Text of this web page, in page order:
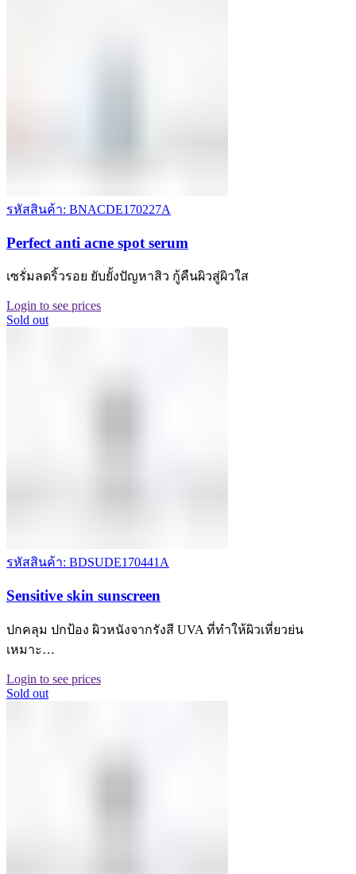
รหัสสินค้า: BNACDE170227A
Perfect anti acne spot serum
เซรั่มลดริ้วรอย ยับยั้งปัญหาสิว กู้คืนผิวสู่ผิวใส
Login to see prices
Sold out
รหัสสินค้า: BDSUDE170441A
Sensitive skin sunscreen
ปกคลุม ปกป้อง ผิวหนังจากรังสี UVA ที่ทำให้ผิวเหี่ยวย่น
เหมาะ…
Login to see prices
Sold out